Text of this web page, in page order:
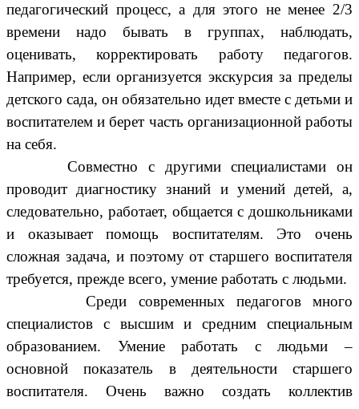
педагогический процесс, а для этого не менее 2/3
времени надо бывать в группах, наблюдать,
оценивать, корректировать работу педагогов.
Например, если организуется экскурсия за пределы
детского сада, он обязательно идет вместе с детьми и
воспитателем и берет часть организационной работы
на себя.
Совместно с другими специалистами он
проводит диагностику знаний и умений детей, а,
следовательно, работает, общается с дошкольниками
и оказывает помощь воспитателям. Это очень
сложная задача, и поэтому от старшего воспитателя
требуется, прежде всего, умение работать с людьми.
Среди современных педагогов много
специалистов с высшим и средним специальным
образованием. Умение работать с людьми –
основной показатель в деятельности старшего
воспитателя. Очень важно создать коллектив